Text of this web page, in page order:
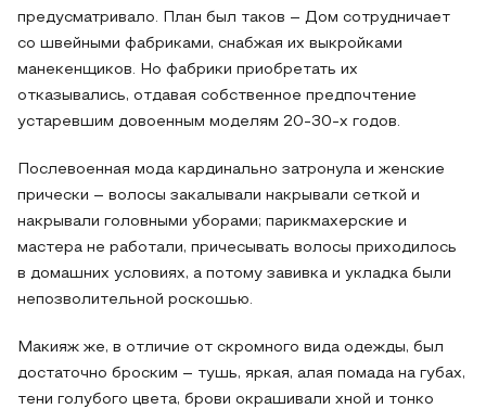
предусматривало. План был таков – Дом сотрудничает
со швейными фабриками, снабжая их выкройками
манекенщиков. Но фабрики приобретать их
отказывались, отдавая собственное предпочтение
устаревшим довоенным моделям 20-30-х годов.
Послевоенная мода кардинально затронула и женские
прически – волосы закалывали накрывали сеткой и
накрывали головными уборами; парикмахерские и
мастера не работали, причесывать волосы приходилось
в домашних условиях, а потому завивка и укладка были
непозволительной роскошью.
Макияж же, в отличие от скромного вида одежды, был
достаточно броским – тушь, яркая, алая помада на губах,
тени голубого цвета, брови окрашивали хной и тонко